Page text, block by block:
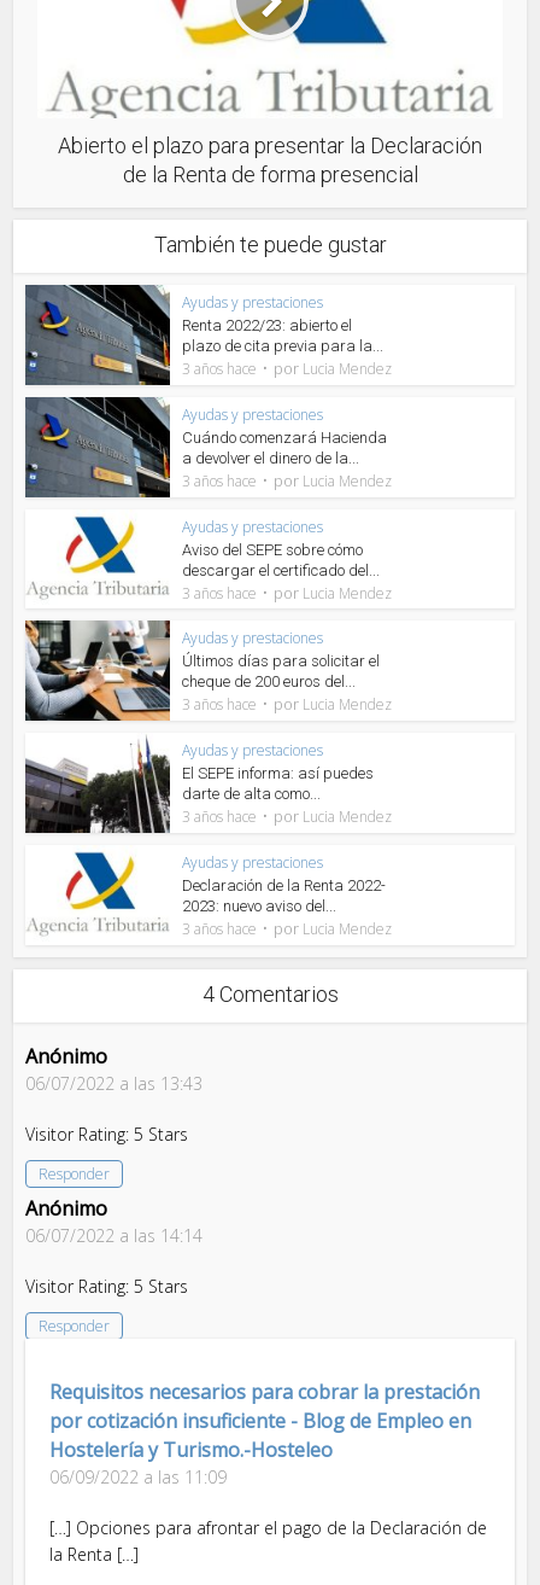
Abierto el plazo para presentar la Declaración
de la Renta de forma presencial
También te puede gustar
Ayudas y prestaciones
Renta 2022/23: abierto el
plazo de cita previa para la...
3 años hace por Lucia Mendez
Ayudas y prestaciones
Cuándo comenzará Hacienda
a devolver el dinero de la...
3 años hace por Lucia Mendez
Ayudas y prestaciones
Aviso del SEPE sobre cómo
descargar el certificado del...
3 años hace por Lucia Mendez
Ayudas y prestaciones
Últimos días para solicitar el
cheque de 200 euros del...
3 años hace por Lucia Mendez
Ayudas y prestaciones
El SEPE informa: así puedes
darte de alta como...
3 años hace por Lucia Mendez
Ayudas y prestaciones
Declaración de la Renta 2022-
2023: nuevo aviso del...
3 años hace por Lucia Mendez
4 Comentarios
Anónimo
06/07/2022 a las 13:43
Visitor Rating: 5 Stars
Responder
Anónimo
06/07/2022 a las 14:14
Visitor Rating: 5 Stars
Responder
Requisitos necesarios para cobrar la prestación
por cotización insuficiente - Blog de Empleo en
Hostelería y Turismo.-Hosteleo
06/09/2022 a las 11:09
[…] Opciones para afrontar el pago de la Declaración de
la Renta […]